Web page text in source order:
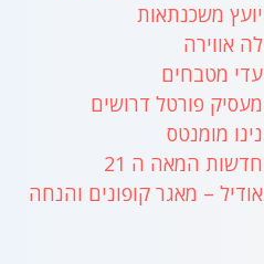
יועץ משכנתאות
לה אווירה
עדי מטבחים
מעסיק פורטל דרושים
נינו מומנטס
חדשות המאה ה 21
אודיל – מאגר קופונים והנחה